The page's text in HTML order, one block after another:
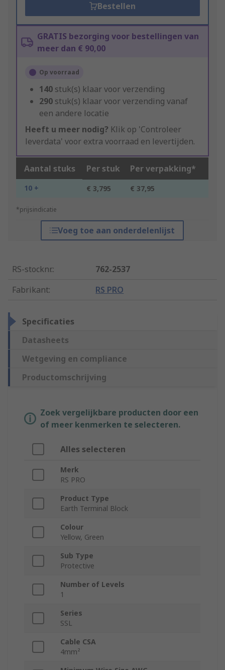
Bestellen
GRATIS bezorging voor bestellingen van
meer dan € 90,00
Op voorraad
140 stuk(s) klaar voor verzending
290 stuk(s) klaar voor verzending vanaf
een andere locatie
Heeft u meer nodig? Klik op 'Controleer
leverdata' voor extra voorraad en levertijden.
Aantal stuks Per stuk Per verpakking*
10 + € 3,795 € 37,95
*prijsindicatie
Voeg toe aan onderdelenlijst
RS-stocknr.:
762-2537
Fabrikant: RS PRO
Specificaties
Datasheets
Wetgeving en compliance
Productomschrijving
Zoek vergelijkbare producten door een
of meer kenmerken te selecteren.
Alles selecteren
Merk
RS PRO
Product Type
Earth Terminal Block
Colour
Yellow, Green
Sub Type
Protective
Number of Levels
1
Series
SSL
Cable CSA
4mm²